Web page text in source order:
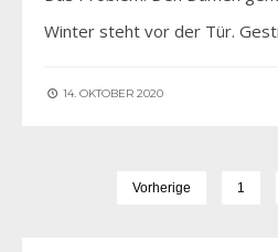
Winter steht vor der Tür.
14. OKTOBER 2020
Vorherige 1